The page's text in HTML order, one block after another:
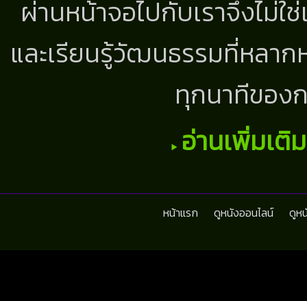
ผ่านหน้าจอไปกับเราจึงไม่
และเรียนรู้วัฒนธรรมที่หลา
ทุกนาทีขอ
อ่านเพิ่มเติ
หน้าแรก ดูหนังออนไลน์ ดูห